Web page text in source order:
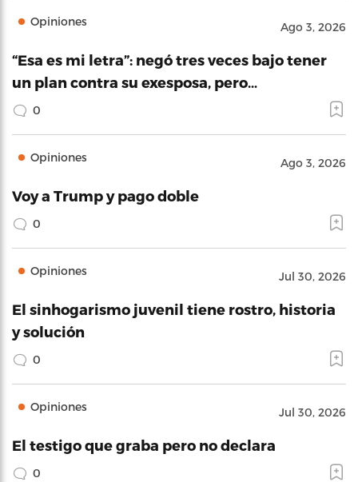
Opiniones Ago 3, 2026
“Esa es mi letra”: negó tres veces bajo tener
un plan contra su exesposa, pero…
0
Opiniones Ago 3, 2026
Voy a Trump y pago doble
0
Opiniones Jul 30, 2026
El sinhogarismo juvenil tiene rostro, historia
y solución
0
Opiniones Jul 30, 2026
El testigo que graba pero no declara
0